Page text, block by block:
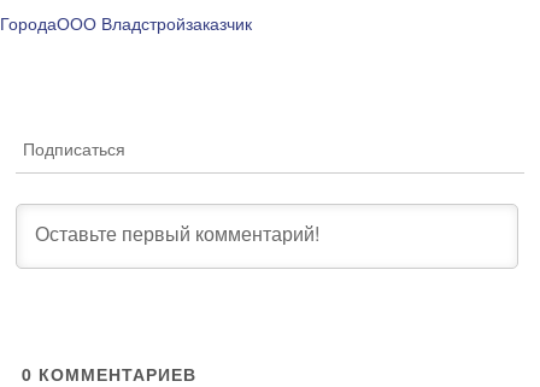
ГородаООО Владстройзаказчик
Подписаться
0 КОММЕНТАРИЕВ